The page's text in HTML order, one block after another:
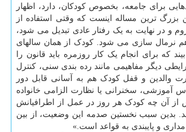
برای جامعه، بخصوص کودکان، دارد، اظهار
ترین مساله اینست که وقتی استفاده از
و در نهایت به یک رفتار عادی تبدیل می شود،
نرمال سازی می شود. کودک از همان سالهای
که برای انجام یک کار روزمره باید قانون را
دیگر مفاهیمی مانند رده بندی سنی، کنترل
والدین و قفل کودک هم به آسانی قابل دور
آموزشی، سخنرانی یا نظارت الزامی خانواده
از آن چه کودک هر روز در عمل از اطرافیانش
بدین سبب نخستین صدمه این وضعیت، از بین
و پایبندی به قواعد است.»